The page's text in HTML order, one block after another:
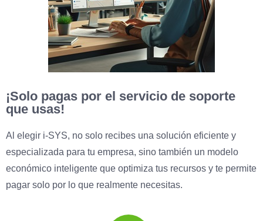
¡Solo pagas por el servicio de soporte
que usas!
Al elegir i-SYS, no solo recibes una solución eficiente y
especializada para tu empresa, sino también un modelo
económico inteligente que optimiza tus recursos y te permite
pagar solo por lo que realmente necesitas.